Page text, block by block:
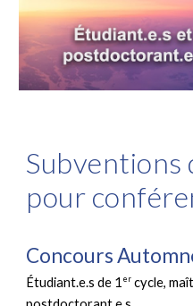
Subventions
pour
Concours
Étudiant.e.s de 1 er cycle,